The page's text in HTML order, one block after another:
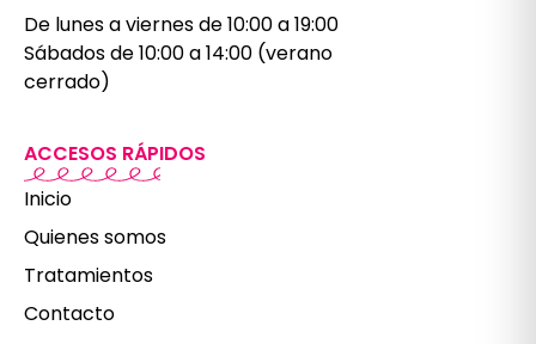
De lunes a viernes de 10:00 a 19:00
Sábados de 10:00 a 14:00 (verano
cerrado)
ACCESOS RÁPIDOS
Inicio
Quienes somos
Tratamientos
Contacto